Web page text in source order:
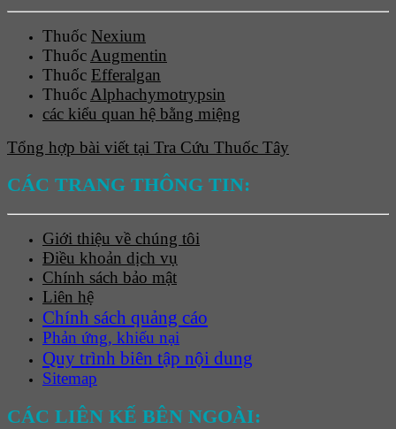
Thuốc Nexium
Thuốc Augmentin
Thuốc Efferalgan
Thuốc Alphachymotrypsin
các kiểu quan hệ bằng miệng
Tổng hợp bài viết tại Tra Cứu Thuốc Tây
CÁC TRANG THÔNG TIN:
Giới thiệu về chúng tôi
Điều khoản dịch vụ
Chính sách bảo mật
Liên hệ
Chính sách quảng cáo
Phản ứng, khiếu nại
Quy trình biên tập nội dung
Sitemap
CÁC LIÊN KẾ BÊN NGOÀI: